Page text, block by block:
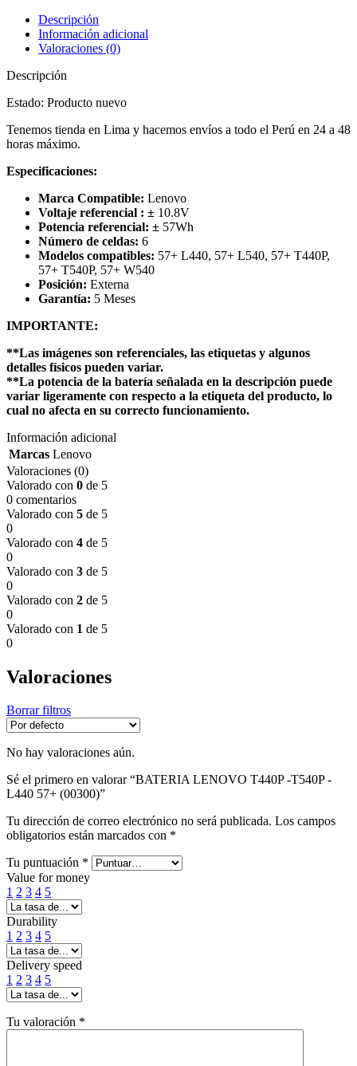
Descripción
Información adicional
Valoraciones (0)
Descripción
Estado: Producto nuevo
Tenemos tienda en Lima y hacemos envíos a todo el Perú en 24 a 48
horas máximo.
Especificaciones:
Marca Compatible: Lenovo
Voltaje referencial : ± 10.8V
Potencia referencial: ± 57Wh
Número de celdas: 6
Modelos compatibles: 57+ L440, 57+ L540, 57+ T440P,
57+ T540P, 57+ W540
Posición: Externa
Garantía: 5 Meses
IMPORTANTE:
**Las imágenes son referenciales, las etiquetas y algunos
detalles físicos pueden variar.
**La potencia de la batería señalada en la descripción puede
variar ligeramente con respecto a la etiqueta del producto, lo
cual no afecta en su correcto funcionamiento.
Información adicional
Marcas Lenovo
Valoraciones (0)
Valorado con 0 de 5
0 comentarios
Valorado con 5 de 5
0
Valorado con 4 de 5
0
Valorado con 3 de 5
0
Valorado con 2 de 5
0
Valorado con 1 de 5
0
Valoraciones
Borrar filtros
No hay valoraciones aún.
Sé el primero en valorar “BATERIA LENOVO T440P -T540P -
L440 57+ (00300)”
Tu dirección de correo electrónico no será publicada. Los campos
obligatorios están marcados con *
Tu puntuación *
Value for money
1 2 3 4 5
Durability
1 2 3 4 5
Delivery speed
1 2 3 4 5
Tu valoración *